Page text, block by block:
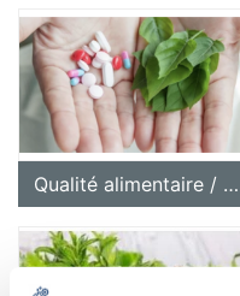
Qualité alimentaire / Pharma